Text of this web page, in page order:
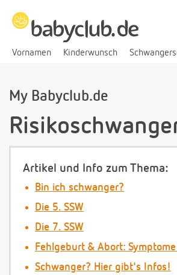
Vornamen Kinderwunsch
My Babyclub.de
Artikel und Info zum Thema:
Bin ich schwanger?
Die 5. SSW
Die 7. SSW
Fehlgeburt & Abort:
Schwanger? Hier gibt's Infos!